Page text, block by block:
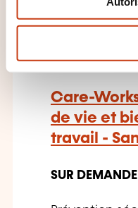
n
Care-
de vie et
travail -
SUR DEMANDE